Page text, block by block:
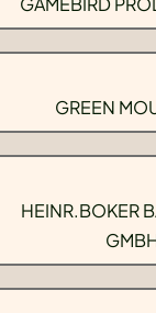
GREEN
HEINR.BOKER